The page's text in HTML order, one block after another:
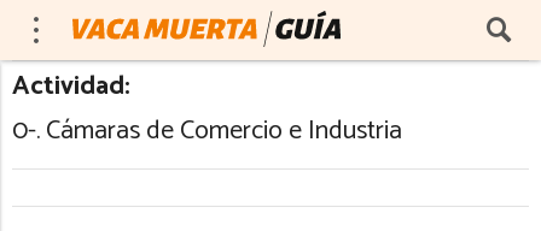
Actividad:
0-. Cámaras de Comercio e Industria